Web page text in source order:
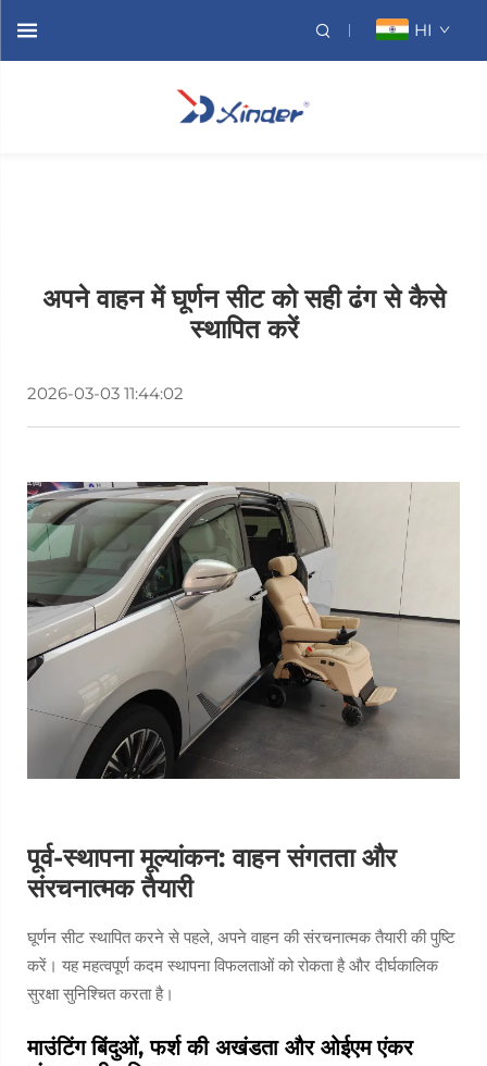
HI
अपने वाहन में घूर्णन सीट को सही ढंग से कैसे
स्थापित करें
2026-03-03 11:44:02
पूर्व-स्थापना मूल्यांकन: वाहन संगतता और
संरचनात्मक तैयारी
घूर्णन सीट स्थापित करने से पहले, अपने वाहन की संरचनात्मक तैयारी की पुष्टि
करें। यह महत्वपूर्ण कदम स्थापना विफलताओं को रोकता है और दीर्घकालिक
सुरक्षा सुनिश्चित करता है।
माउंटिंग बिंदुओं, फर्श की अखंडता और ओईएम एंकर